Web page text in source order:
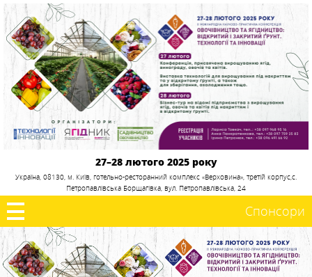
27–28 лютого 2025 року
Україна, 08130, м. Київ, готельно-ресторанний комплекс «Верховина», третій корпус,с.
Петропавлівська Борщагівка, вул. Петропавлівська, 24
Спонсори